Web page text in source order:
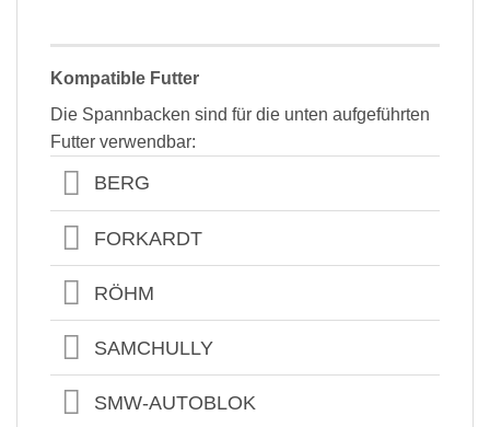
Kompatible Futter
Die Spannbacken sind für die unten aufgeführten
Futter verwendbar:
BERG
FORKARDT
RÖHM
SAMCHULLY
SMW-AUTOBLOK